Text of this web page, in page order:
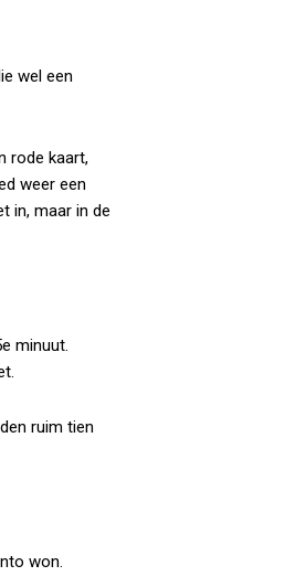
wel een
rode kaart,
weer een
in, maar in de
minuut.
ruim tien
won.